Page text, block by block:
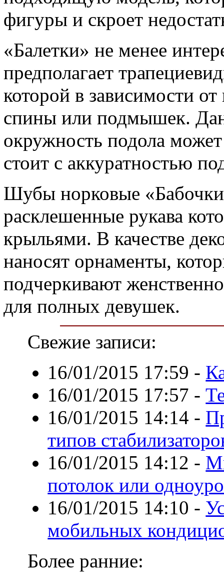
фигуры и скроет
«Балетки» не менее
предполагает
которой в зависимости
спины или подмышек.
окружность подола
стоит с аккуратностью
Шубы норковые
расклешенные рукава
крыльями. В качестве
наносят орнаменты,
подчеркивают
для полных девушек.
Свежие записи:
16/01/2015 17:59 -
16/01/2015 17:57 -
16/01/2015 14:14 -
типов
16/01/2015 14:12 -
потолок или
16/01/2015 14:10 -
мобильных
Более ранние: